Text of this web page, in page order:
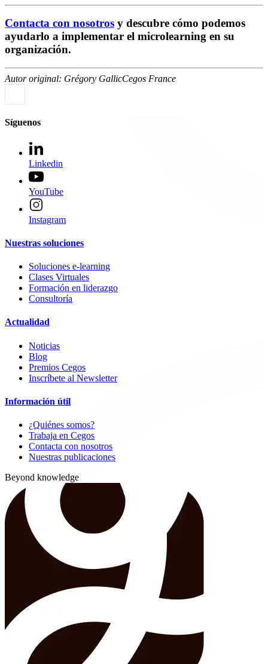
Contacta con nosotros y descubre cómo podemos
ayudarlo a implementar el microlearning en su
organización.
Autor original: Grégory GallicCegos France
Síguenos
Linkedin
YouTube
Instagram
Nuestras soluciones
Soluciones e-learning
Clases Virtuales
Formación en liderazgo
Consultoría
Actualidad
Noticias
Blog
Premios Cegos
Inscríbete al Newsletter
Información útil
¿Quiénes somos?
Trabaja en Cegos
Contacta con nosotros
Nuestras publicaciones
Beyond knowledge